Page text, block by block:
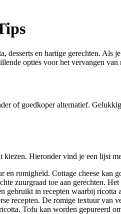
en hartige gerechten.
opties voor het vervangen van
of goedkoper alternatief.
Hieronder vind je een lijst
romigheid. Cottage cheese kan
zuurgraad toe aan gerechten.
gebruikt in recepten waarbij ricotta
recepten. De romige textuur van
Tofu kan worden gepureerd